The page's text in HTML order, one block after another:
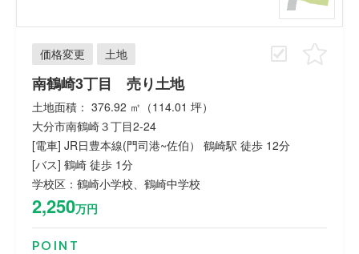
価格変更 土地
南鶴崎3丁目 売り土地
土地面積： 376.92 ㎡（114.01 坪）
大分市南鶴崎３丁目2-24
[電車] JR日豊本線(門司港~佐伯） 鶴崎駅 徒歩 12分
[バス] 鶴崎 徒歩 1分
学校区：鶴崎小学校、鶴崎中学校
2,250万円
POINT